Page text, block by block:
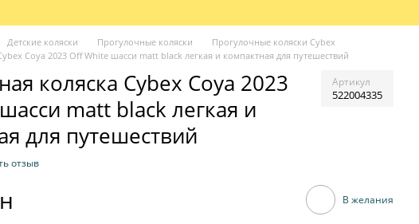
Детские коляски Прогулочные коляски
Прогулочные коляски Cybex
Coya 2023 Off White шасси matt black легкая и компактная для путешествий
коляска Cybex Coya 2023
matt black легкая и
для путешествий
Артикул
522004335
отзыв
В желания